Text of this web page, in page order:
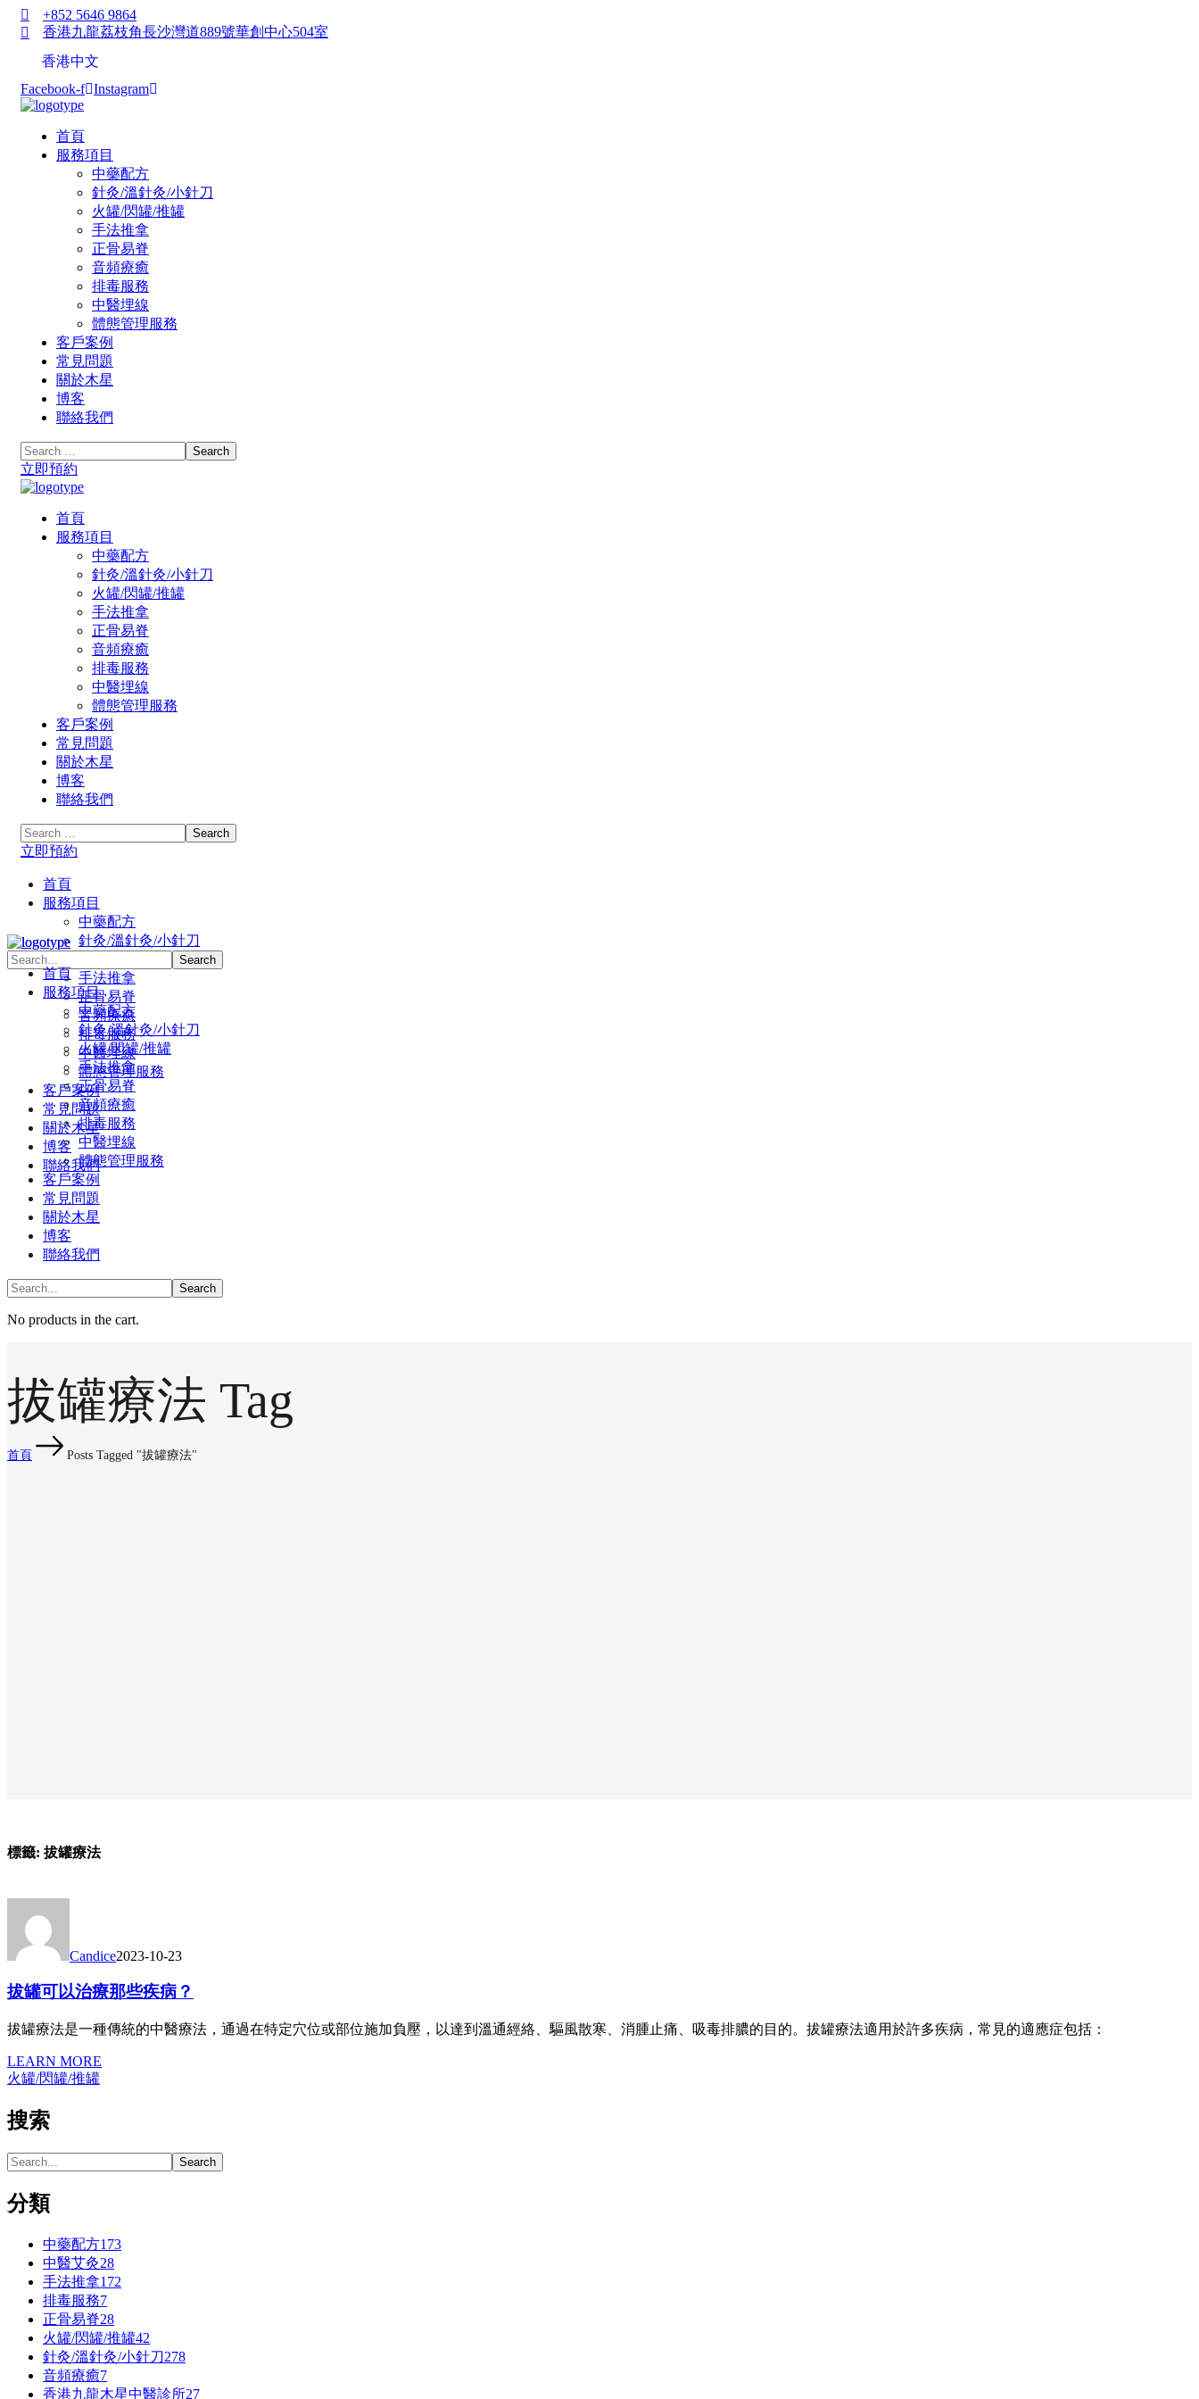
+852 5646 9864
香港九龍荔枝角長沙灣道889號華創中心504室
香港中文
Facebook-f Instagram
首頁
服務項目
中藥配方
針灸/溫針灸/小針刀
火罐/閃罐/推罐
手法推拿
正骨易脊
⾳頻療癒
排毒服務
中醫埋線
體態管理服務
客戶案例
常見問題
關於木星
博客
聯絡我們
立即預約
首頁
服務項目
中藥配方
針灸/溫針灸/小針刀
火罐/閃罐/推罐
手法推拿
正骨易脊
⾳頻療癒
排毒服務
中醫埋線
體態管理服務
客戶案例
常見問題
關於木星
博客
聯絡我們
立即預約
首頁
服務項目
中藥配方
針灸/溫針灸/小針刀
手法推拿
正骨易脊
⾳頻療癒
排毒服務
中醫埋線
體態管理服務
客戶案例
常見問題
關於木星
博客
聯絡我們
首頁
服務項目
中藥配方
針灸/溫針灸/小針刀
火罐/閃罐/推罐
手法推拿
正骨易脊
⾳頻療癒
排毒服務
中醫埋線
體態管理服務
客戶案例
常見問題
關於木星
博客
聯絡我們
No products in the cart.
拔罐療法 Tag
首頁 Posts Tagged "拔罐療法"
標籤: 拔罐療法
Candice2023-10-23
拔罐可以治療那些疾病？
拔罐療法是一種傳統的中醫療法，通過在特定穴位或部位施加負壓，以達到溫通經絡、驅風散寒、消腫止痛、吸毒排膿的目的。拔罐療法適用於許多疾病，常見的適應症包括：
LEARN MORE
火罐/閃罐/推罐
搜索
分類
中藥配方173
中醫艾灸28
手法推拿172
排毒服務7
正骨易脊28
火罐/閃罐/推罐42
針灸/溫針灸/小針刀278
⾳頻療癒7
香港九龍木星中醫診所27